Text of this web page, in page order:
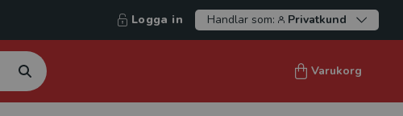
Logga in Handlar som: Privatkund
Varukorg